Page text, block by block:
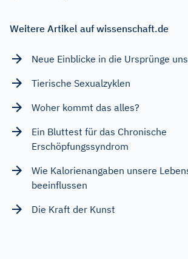
Weitere Artikel auf wissenschaft.de
Neue Einblicke in die Ursprünge
Tierische Sexualzyklen
Woher kommt das alles?
Ein Bluttest für das Chronische
Erschöpfungssyndrom
Wie Kalorienangaben unsere
beeinflussen
Die Kraft der Kunst